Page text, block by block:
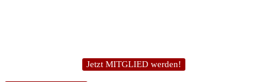
Jetzt MITGLIED werden!